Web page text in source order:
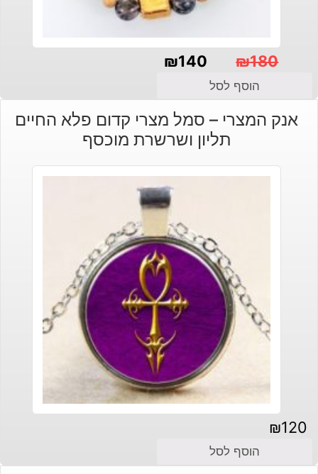
₪180
המקורי
היה:
₪140
הנוכחי
הוא:
הוסף לסל
אנק המצרי – סמל מצרי קדום פלא החיים
תליון ושרשרת מוכסף
₪120
הוסף לסל